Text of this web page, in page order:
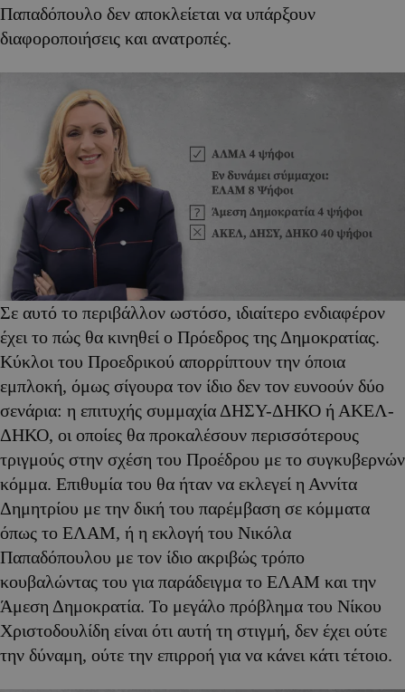
Παπαδόπουλο δεν αποκλείεται να υπάρξουν
διαφοροποιήσεις και ανατροπές.
Σε αυτό το περιβάλλον ωστόσο, ιδιαίτερο ενδιαφέρον
έχει το πώς θα κινηθεί ο Πρόεδρος της Δημοκρατίας.
Κύκλοι του Προεδρικού απορρίπτουν την όποια
εμπλοκή, όμως σίγουρα τον ίδιο δεν τον ευνοούν δύο
σενάρια: η επιτυχής συμμαχία ΔΗΣΥ-ΔΗΚΟ ή ΑΚΕΛ-
ΔΗΚΟ, οι οποίες θα προκαλέσουν περισσότερους
τριγμούς στην σχέση του Προέδρου με το συγκυβερνών
κόμμα. Επιθυμία του θα ήταν να εκλεγεί η Αννίτα
Δημητρίου με την δική του παρέμβαση σε κόμματα
όπως το ΕΛΑΜ, ή η εκλογή του Νικόλα
Παπαδόπουλου με τον ίδιο ακριβώς τρόπο
κουβαλώντας του για παράδειγμα το ΕΛΑΜ και την
Άμεση Δημοκρατία. Το μεγάλο πρόβλημα του Νίκου
Χριστοδουλίδη είναι ότι αυτή τη στιγμή, δεν έχει ούτε
την δύναμη, ούτε την επιρροή για να κάνει κάτι τέτοιο.